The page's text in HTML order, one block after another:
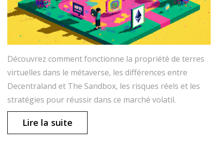
Découvrez comment fonctionne la propriété de terres
virtuelles dans le métaverse, les différences entre
Decentraland et The Sandbox, les risques réels et les
stratégies pour réussir dans ce marché volatil.
Lire la suite